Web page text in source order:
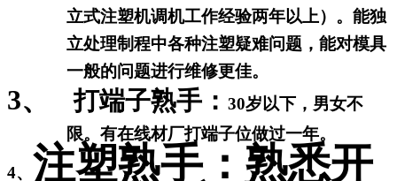
立式注塑机调机工作经验两年以上）。能独
立处理制程中各种注塑疑难问题，能对模具
一般的问题进行维修更佳。
3、 打端子熟手： 30岁以下，男女不
限。有在线材厂打端子位做过一年。
4、 注塑熟手：熟悉开